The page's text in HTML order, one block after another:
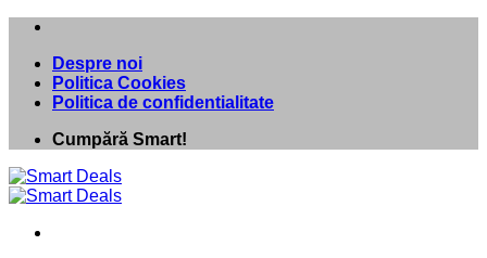
Skip
contentDespre noi
Politica Cookies
Politica de confidentialitate
Cumpără Smart!